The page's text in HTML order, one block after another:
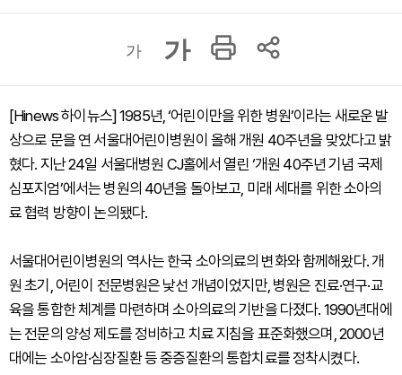
가 가
[Hinews 하이뉴스] 1985년, ‘어린이만을 위한 병원’이라는 새로운 발
상으로 문을 연 서울대어린이병원이 올해 개원 40주년을 맞았다고 밝
혔다. 지난 24일 서울대병원 CJ홀에서 열린 ‘개원 40주년 기념 국제
심포지엄’에서는 병원의 40년을 돌아보고, 미래 세대를 위한 소아의
료 협력 방향이 논의됐다.
서울대어린이병원의 역사는 한국 소아의료의 변화와 함께해왔다. 개
원 초기, 어린이 전문병원은 낯선 개념이었지만, 병원은 진료·연구·교
육을 통합한 체계를 마련하며 소아의료의 기반을 다졌다. 1990년대에
는 전문의 양성 제도를 정비하고 치료 지침을 표준화했으며, 2000년
대에는 소아암·심장질환 등 중증질환의 통합치료를 정착시켰다.